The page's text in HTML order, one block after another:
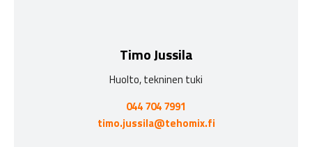
Timo Jussila
Huolto, tekninen tuki
044 704 7991
timo.jussila@tehomix.fi